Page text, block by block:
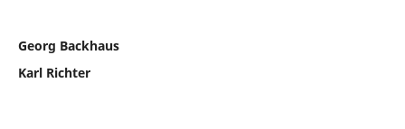
Georg Backhaus
Karl Richter